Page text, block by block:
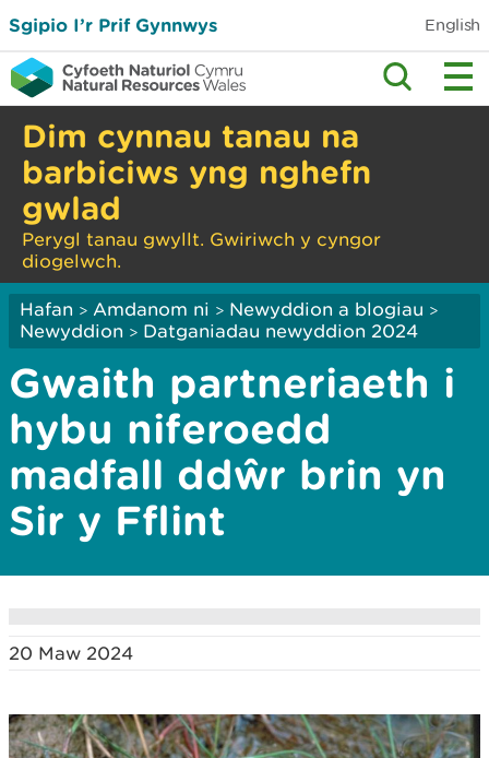
Sgipio I’r Prif Gynnwys English
Dim cynnau tanau na
barbiciws yng nghefn
gwlad
Perygl tanau gwyllt. Gwiriwch y cyngor
diogelwch.
Hafan > Amdanom ni > Newyddion a blogiau >
Newyddion > Datganiadau newyddion 2024
Gwaith partneriaeth i
hybu niferoedd
madfall ddŵr brin yn
Sir y Fflint
20 Maw 2024